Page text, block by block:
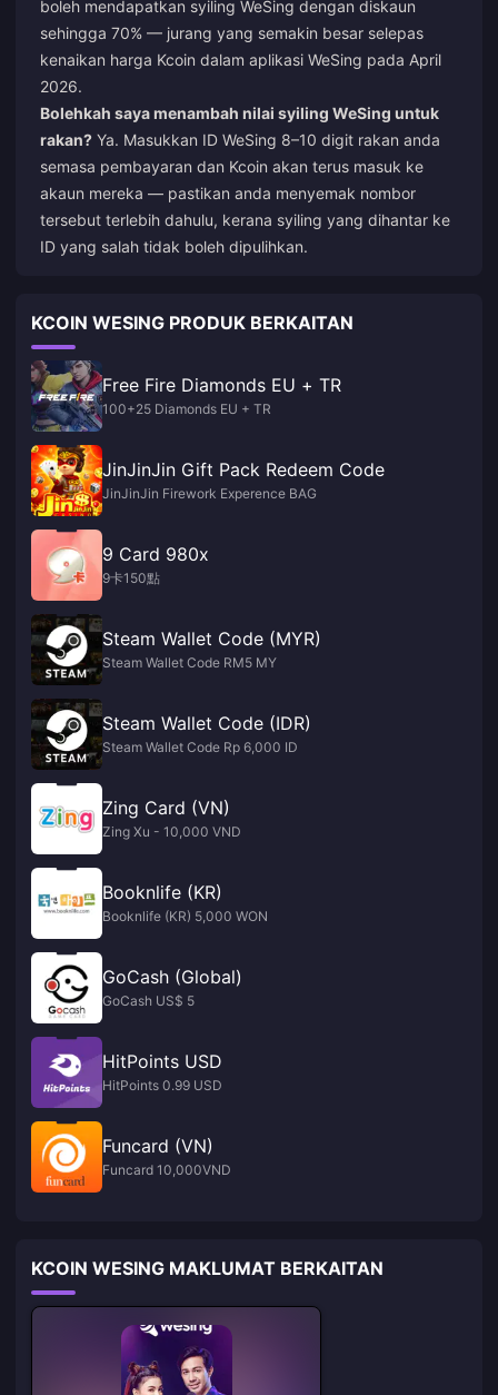
boleh mendapatkan syiling WeSing dengan diskaun
sehingga 70% — jurang yang semakin besar selepas
kenaikan harga Kcoin dalam aplikasi WeSing pada April
2026.
Bolehkah saya menambah nilai syiling WeSing untuk
rakan? Ya. Masukkan ID WeSing 8–10 digit rakan anda
semasa pembayaran dan Kcoin akan terus masuk ke
akaun mereka — pastikan anda menyemak nombor
tersebut terlebih dahulu, kerana syiling yang dihantar ke
ID yang salah tidak boleh dipulihkan.
KCOIN WESING PRODUK BERKAITAN
Free Fire Diamonds EU + TR
100+25 Diamonds EU + TR
JinJinJin Gift Pack Redeem Code
JinJinJin Firework Experence BAG
9 Card 980x
9卡150點
Steam Wallet Code (MYR)
Steam Wallet Code RM5 MY
Steam Wallet Code (IDR)
Steam Wallet Code Rp 6,000 ID
Zing Card (VN)
Zing Xu - 10,000 VND
Booknlife (KR)
Booknlife (KR) 5,000 WON
GoCash (Global)
GoCash US$ 5
HitPoints USD
HitPoints 0.99 USD
Funcard (VN)
Funcard 10,000VND
KCOIN WESING MAKLUMAT BERKAITAN